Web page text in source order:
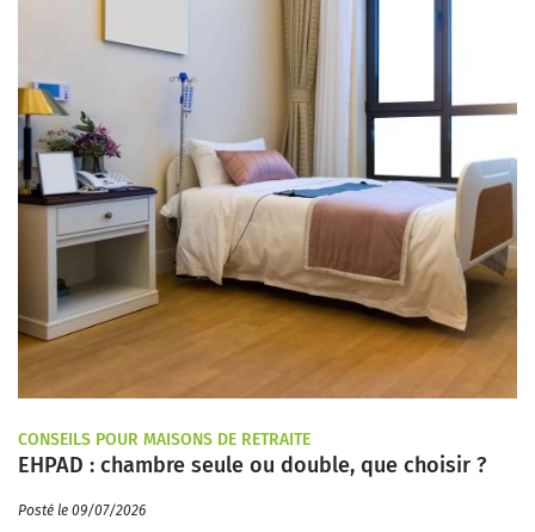
CONSEILS POUR MAISONS DE RETRAITE
EHPAD : chambre seule ou double, que choisir ?
Posté le 09/07/2026